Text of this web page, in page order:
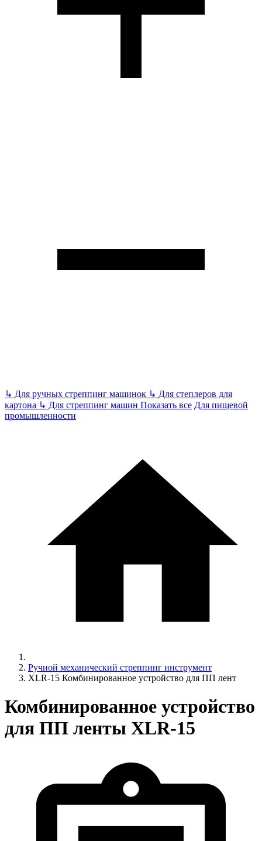
↳ Для ручных стреппинг машинок ↳ Для степлеров для
картона ↳ Для стреппинг машин Показать все Для пищевой
промышленности
Ручной механический стреппинг инструмент
XLR-15 Комбинированное устройство для ПП лент
Комбинированное устройство
для ПП ленты XLR-15